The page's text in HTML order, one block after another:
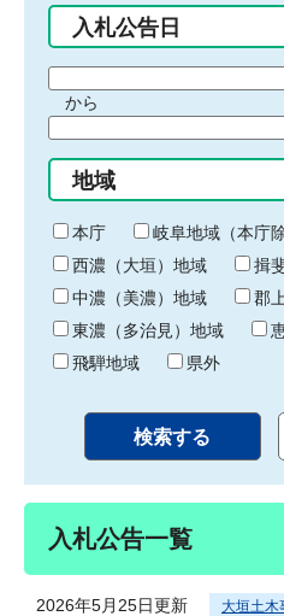
入札公告日
間
始
り
から
間
終
わ
り
地域
本庁
岐阜地域（本庁除
西濃（大垣）地域
揖
中濃（美濃）地域
郡
東濃（多治見）地域
飛騨地域
県外
入札公告一覧
2026年5月25日更新 大垣土木